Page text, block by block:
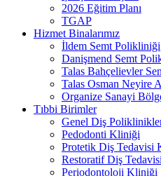
2026 Eğitim Planı
TGAP
Hizmet Binalarımız
İldem Semt Polikliniği
Danişmend Semt
Talas Bahçelievler
Talas Osman Neyire
Organize Sanayi
Tıbbi Birimler
Genel Diş
Pedodonti Kliniği
Protetik Diş Tedavisi
Restoratif Diş
Periodontoloji Kliniği